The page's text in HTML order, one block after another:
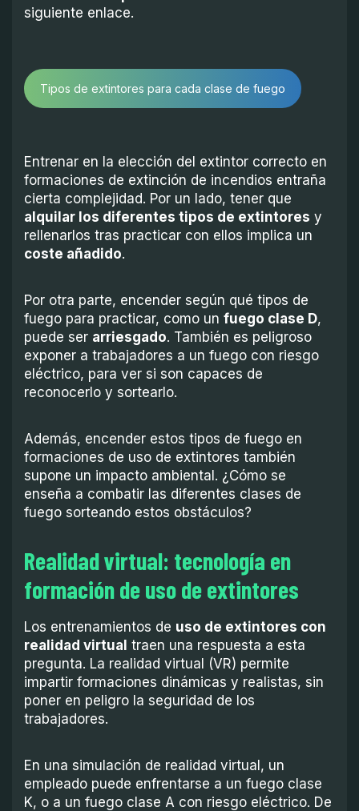
siguiente enlace.
Tipos de extintores para cada clase de fuego
Entrenar en la elección del extintor correcto en
formaciones de extinción de incendios entraña
cierta complejidad. Por un lado, tener que
alquilar los diferentes tipos de extintores y
rellenarlos tras practicar con ellos implica un
coste añadido.
Por otra parte, encender según qué tipos de
fuego para practicar, como un fuego clase D,
puede ser arriesgado. También es peligroso
exponer a trabajadores a un fuego con riesgo
eléctrico, para ver si son capaces de
reconocerlo y sortearlo.
Además, encender estos tipos de fuego en
formaciones de uso de extintores también
supone un impacto ambiental. ¿Cómo se
enseña a combatir las diferentes clases de
fuego sorteando estos obstáculos?
Realidad virtual: tecnología en
formación de uso de extintores
Los entrenamientos de uso de extintores con
realidad virtual traen una respuesta a esta
pregunta. La realidad virtual (VR) permite
impartir formaciones dinámicas y realistas, sin
poner en peligro la seguridad de los
trabajadores.
En una simulación de realidad virtual, un
empleado puede enfrentarse a un fuego clase
K, o a un fuego clase A con riesgo eléctrico. De